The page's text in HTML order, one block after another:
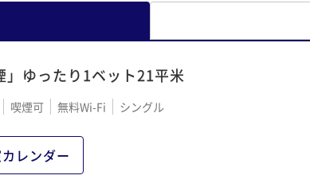
」ゆったり1ベット21平米
喫煙可 無料Wi-Fi シングル
レンダー